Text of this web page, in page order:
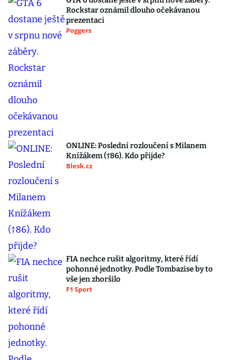
Rockstar oznámil dlouho očekávanou
prezentaci
Poggers
ONLINE: Poslední rozloučení s Milanem
Knížákem (†86). Kdo přijde?
Blesk.cz
FIA nechce rušit algoritmy, které řídí
pohonné jednotky. Podle Tombazise by to
vše jen zhoršilo
F1 Sport